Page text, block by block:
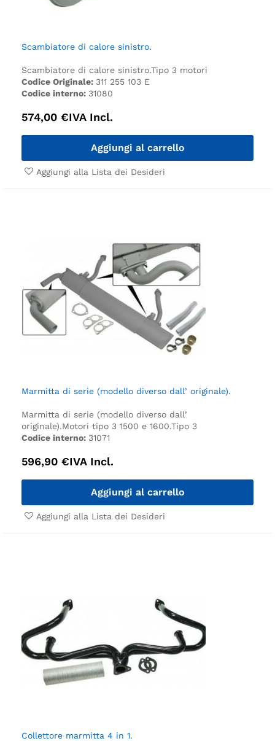
Scambiatore di calore sinistro.
Scambiatore di calore sinistro.Tipo 3 motori
Codice Originale: 311 255 103 E
Codice interno: 31080
574,00 €IVA Incl.
Aggiungi al carrello
Aggiungi alla Lista dei Desideri
Marmitta di serie (modello diverso dall’ originale).
Marmitta di serie (modello diverso dall’
originale).Motori tipo 3 1500 e 1600.Tipo 3
Codice interno: 31071
596,90 €IVA Incl.
Aggiungi al carrello
Aggiungi alla Lista dei Desideri
Collettore marmitta 4 in 1.